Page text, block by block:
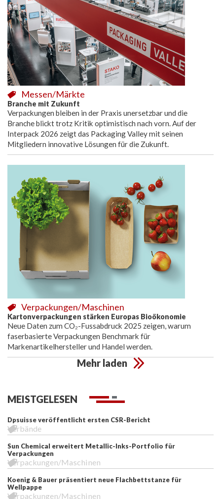
Branche mit Zukunft
Messen/Märkte
Verpackungen bleiben in der Praxis unersetzbar und die
Branche blickt trotz Kritik optimistisch nach vorn. Auf der
Interpack 2026 zeigt das Packaging Valley mit seinen
Mitgliedern innovative Lösungen für die Zukunft.
Kartonverpackungen stärken Europas Bioökonomie
Verpackungen/Maschinen
Neue Daten zum CO₂-Fussabdruck 2025 zeigen, warum
faserbasierte Verpackungen Benchmark für
Markenartikelhersteller und Handel werden.
Mehr laden
MEISTGELESEN
Dpsuisse veröffentlicht ersten CSR-Bericht
Verbände
Sun Chemical erweitert Metallic-Inks-Portfolio für
Verpackungen
Verpackungen/Maschinen
Koenig & Bauer präsentiert neue Flachbettstanze für
Wellpappe
Verpackungen/Maschinen